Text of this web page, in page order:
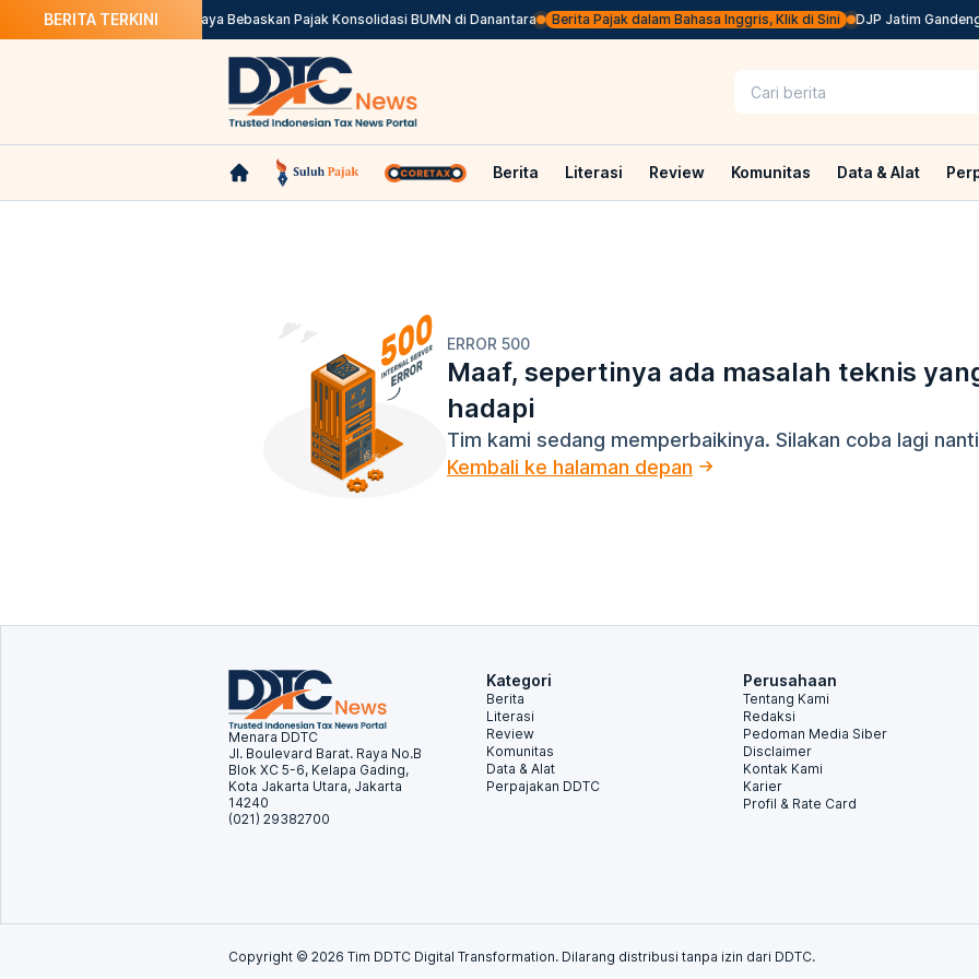
BERITA TERKINI
Penjualan Kendaraan Purbaya Bebaskan Pajak Konsolidasi BUMN di Danantara Berita Pajak dalam Bahasa Inggris, Klik di Sini DJP Jatim Gandeng
Berita Literasi Review Komunitas Data & Alat
ERROR 500
Maaf, sepertinya ada masalah teknis
hadapi
Tim kami sedang memperbaikinya. Silakan coba lagi
Kembali ke halaman depan
Menara DDTC
Jl. Boulevard Barat. Raya No.B
Blok XC 5-6, Kelapa Gading,
Kota Jakarta Utara, Jakarta
14240
(021) 29382700
Kategori
Berita
Literasi
Review
Komunitas
Data & Alat
Perpajakan DDTC
Perusahaan
Tentang Kami
Redaksi
Pedoman Media Siber
Disclaimer
Kontak Kami
Karier
Profil & Rate Card
Copyright © 2026 Tim DDTC Digital Transformation. Dilarang distribusi tanpa izin dari DDTC.